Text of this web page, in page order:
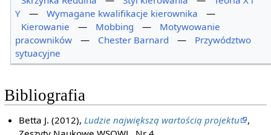
Y
— Wymagane kwalifikacje kierownika
—
Kierowanie
— Mobbing —
Motywowanie
pracowników
— Chester Barnard —
Przywództwo
sytuacyjne
Bibliografia
Betta J. (2012),Ludzie największą wartością projektu
,